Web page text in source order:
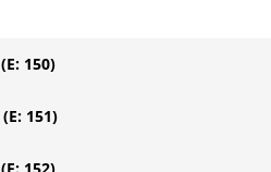
(E: 150)
(E: 151)